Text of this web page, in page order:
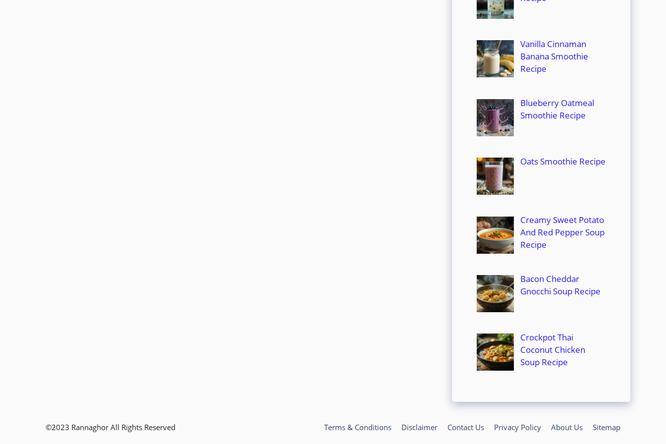
Vanilla Cinnaman
Banana Smoothie
Recipe
Blueberry Oatmeal
Smoothie Recipe
Oats Smoothie Recipe
Creamy Sweet Potato
And Red Pepper Soup
Recipe
Bacon Cheddar
Gnocchi Soup Recipe
Crockpot Thai
Coconut Chicken
Soup Recipe
Terms & Conditions Disclaimer Contact Us Privacy Policy About Us Sitemap
©2023 Rannaghor All Rights Reserved